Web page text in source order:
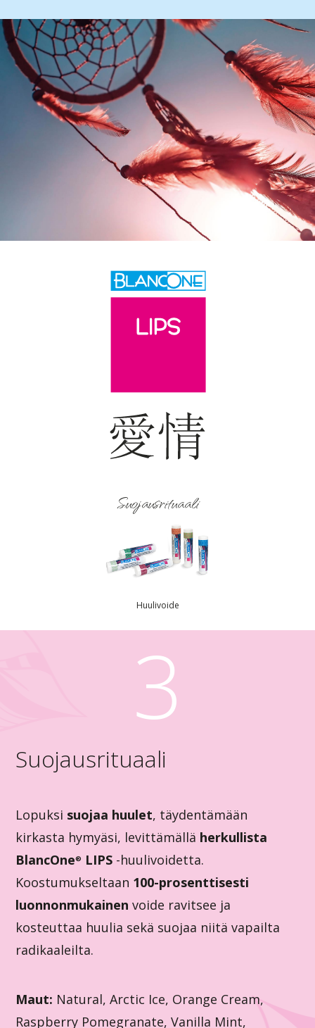
Suojausrituaali
Huulivoide
3
Suojausrituaali
Lopuksi suojaa huulet, täydentämään
kirkasta hymyäsi, levittämällä herkullista
BlancOne® LIPS -huulivoidetta.
Koostumukseltaan 100-prosenttisesti
luonnonmukainen voide ravitsee ja
kosteuttaa huulia sekä suojaa niitä vapailta
radikaaleilta.
Maut: Natural, Arctic Ice, Orange Cream,
Raspberry Pomegranate, Vanilla Mint,